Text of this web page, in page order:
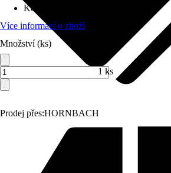
Prodej přes:HORNBACH
Kód výrobku
Více informací o zboží
Množství (ks)
1 ks